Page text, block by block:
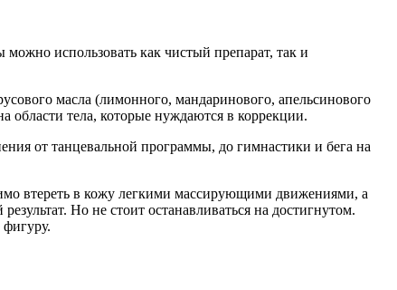
использовать как чистый препарат, так и
масла (лимонного, мандаринового, апельсинового
области тела, которые нуждаются в коррекции.
от танцевальной программы, до гимнастики и бега на
втереть в кожу легкими массирующими движениями, а
Но не стоит останавливаться на достигнутом.